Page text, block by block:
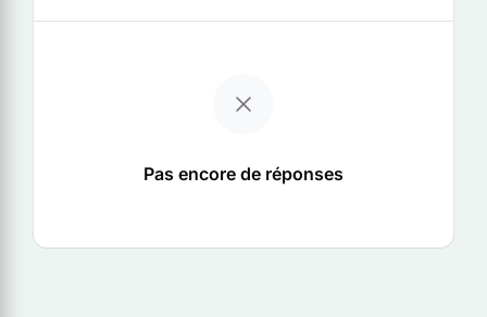
Pas encore de réponses